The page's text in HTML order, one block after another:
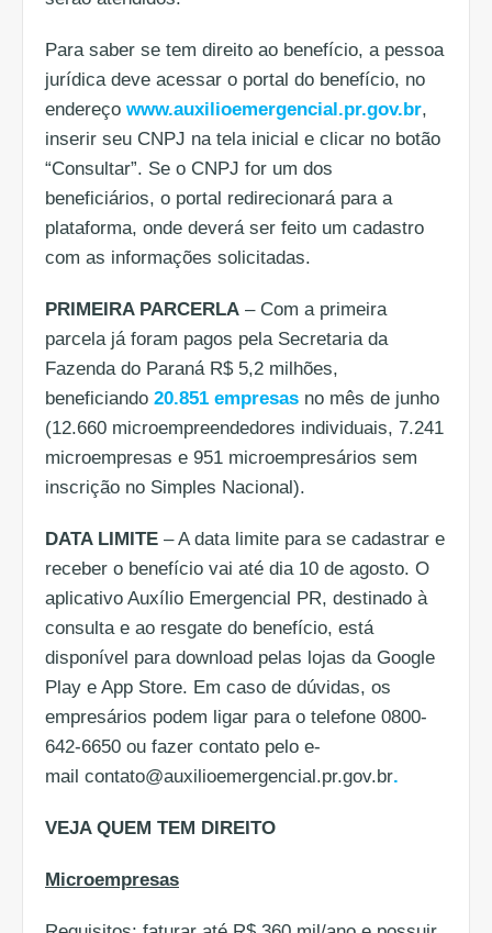
Para saber se tem direito ao benefício, a pessoa
jurídica deve acessar o portal do benefício, no
endereço www.auxilioemergencial.pr.gov.br,
inserir seu CNPJ na tela inicial e clicar no botão
“Consultar”. Se o CNPJ for um dos
beneficiários, o portal redirecionará para a
plataforma, onde deverá ser feito um cadastro
com as informações solicitadas.
PRIMEIRA PARCERLA – Com a primeira
parcela já foram pagos pela Secretaria da
Fazenda do Paraná R$ 5,2 milhões,
beneficiando 20.851 empresas no mês de junho
(12.660 microempreendedores individuais, 7.241
microempresas e 951 microempresários sem
inscrição no Simples Nacional).
DATA LIMITE – A data limite para se cadastrar e
receber o benefício vai até dia 10 de agosto. O
aplicativo Auxílio Emergencial PR, destinado à
consulta e ao resgate do benefício, está
disponível para download pelas lojas da Google
Play e App Store. Em caso de dúvidas, os
empresários podem ligar para o telefone 0800-
642-6650 ou fazer contato pelo e-
mail contato@auxilioemergencial.pr.gov.br.
VEJA QUEM TEM DIREITO
Microempresas